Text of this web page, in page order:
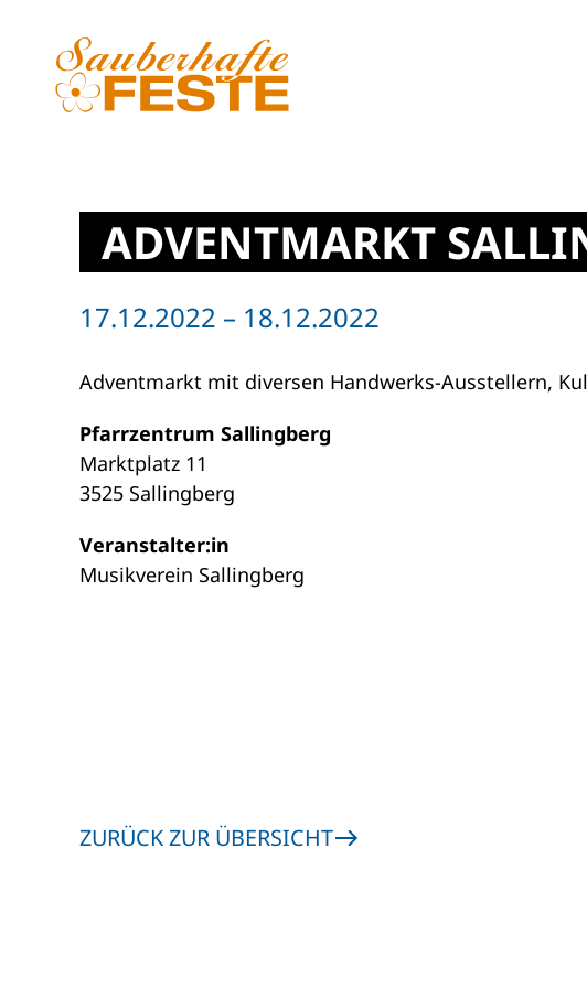
Zum Hauptinhalt springen
ADVENTMARKT
17.12.2022 – 18.12.2022
Adventmarkt mit diversen Handwerks-Ausstellern,
Pfarrzentrum Sallingberg
Marktplatz 11
3525 Sallingberg
Veranstalter:in
Musikverein Sallingberg
ZURÜCK ZUR ÜBERSICHT